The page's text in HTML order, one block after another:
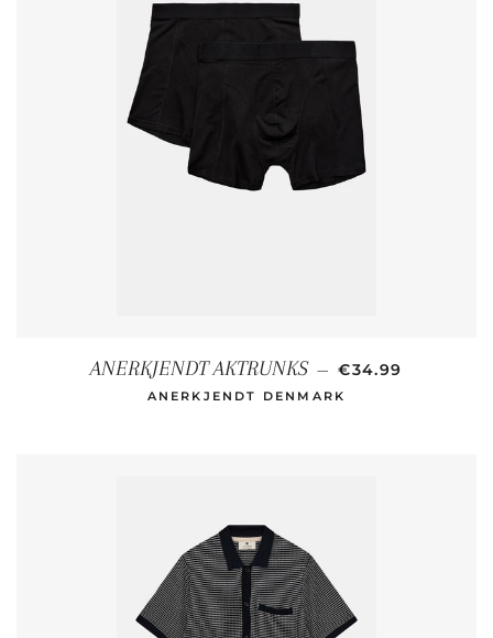
ANERKJENDT AKTRUNKS — NORMALER
€34.99
ANERKJENDT DENMARK